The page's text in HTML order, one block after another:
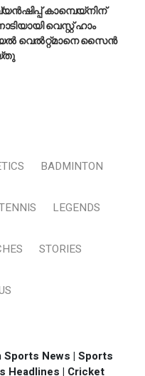
കാമ്പെയ്‌നിന്
വെസ്റ്റ് ഹാം
വെൽറ്റ്മാനെ സൈൻ
BADMINTON
LEGENDS
STORIES
Sports News | Sports
Headlines | Cricket